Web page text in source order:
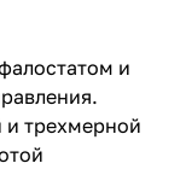
и
и трехмерной